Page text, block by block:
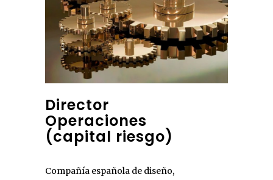
Director
Operaciones
(capital riesgo)
Compañía española de diseño,